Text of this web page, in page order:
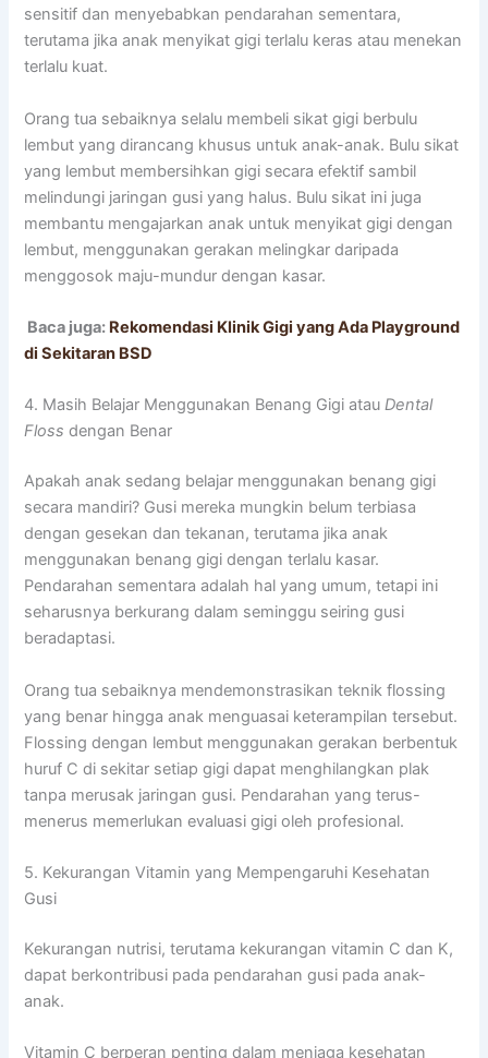
sensitif dan menyebabkan pendarahan sementara,
terutama jika anak menyikat gigi terlalu keras atau menekan
terlalu kuat.
Orang tua sebaiknya selalu membeli sikat gigi berbulu
lembut yang dirancang khusus untuk anak-anak. Bulu sikat
yang lembut membersihkan gigi secara efektif sambil
melindungi jaringan gusi yang halus. Bulu sikat ini juga
membantu mengajarkan anak untuk menyikat gigi dengan
lembut, menggunakan gerakan melingkar daripada
menggosok maju-mundur dengan kasar.
Baca juga: Rekomendasi Klinik Gigi yang Ada Playground
di Sekitaran BSD
4. Masih Belajar Menggunakan Benang Gigi atauDental
Floss dengan Benar
Apakah anak sedang belajar menggunakan benang gigi
secara mandiri? Gusi mereka mungkin belum terbiasa
dengan gesekan dan tekanan, terutama jika anak
menggunakan benang gigi dengan terlalu kasar.
Pendarahan sementara adalah hal yang umum, tetapi ini
seharusnya berkurang dalam seminggu seiring gusi
beradaptasi.
Orang tua sebaiknya mendemonstrasikan teknik flossing
yang benar hingga anak menguasai keterampilan tersebut.
Flossing dengan lembut menggunakan gerakan berbentuk
huruf C di sekitar setiap gigi dapat menghilangkan plak
tanpa merusak jaringan gusi. Pendarahan yang terus-
menerus memerlukan evaluasi gigi oleh profesional.
5. Kekurangan Vitamin yang Mempengaruhi Kesehatan
Gusi
Kekurangan nutrisi, terutama kekurangan vitamin C dan K,
dapat berkontribusi pada pendarahan gusi pada anak-
anak.
Vitamin C berperan penting dalam menjaga kesehatan